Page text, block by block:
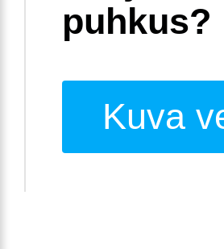
puhkus?
Kuva